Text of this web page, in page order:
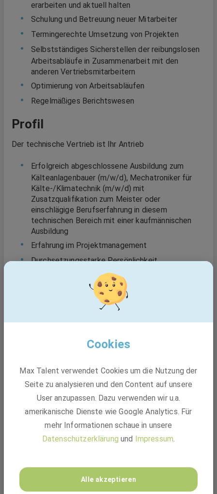
erarbeiten und aktuell halten
Schulung und Betreuung neuer Mitarbeiter
Termingerechte Umsetzung von Projekten
Selbstständiges Sicherstellen der reibungslosen
Arbeitsabläufe in Zusammenarbeit mit den
anderen Vertriebsmitarbeitern
Optimierung von Arbeitsabläufen
Regelmäßiges Berichtswesen
Profil
Der technische Vertrieb ist Ihr Antrieb
Erfolgreich abgeschlossene Ausbildung zum
Kälteanlagenbauer (m/w/d), Mechatroniker für
Kälte-/Klimatechnik (m/w/d) mit
Zusatzqualifikation zum Meister oder
einschlägige Berufserfahrung in diesem
technischen Bereich mit einer kaufmännischen
Ausbildung
Erfahrung im Projektmanagement
Durchsetzungsstarke Persönlichkeit
Tägliche Abwechslung bei deinen Aufgaben
Familiäres Miteinander per Du
Modernste Arbeitsplatzausstattung
Fort- und Weiterbildungsmöglichkeiten
Unterstützung bei der Altersvorsorge
An deinem neuen Arbeitsplatz in unmittelbarer Nähe zu
Hamburg arbeitest du in einem dynamischen Team aus
waschechten Vertrieblern, bei denen der Spaß nicht zu
kurz kommt. Bei uns triffst du auf entspannte
unsere Kommunikation dagegen barrierefrei.
Cookies
Max Talent verwendet Cookies um die Nutzung der
Seite zu analysieren und den Content auf unsere
User anzupassen. Dazu verwenden wir u.a.
amerikanische Dienste wie Google Analytics. Für
mehr Informationen schaue in unsere
Datenschutzerklärung und Impressum.
Alle akzeptieren